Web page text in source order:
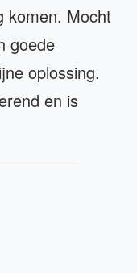
komen. Mocht
goede
oplossing.
en is